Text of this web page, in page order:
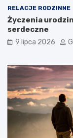
RELACJE RODZINNE
Życzenia
serdeczne
9 lipca 2026